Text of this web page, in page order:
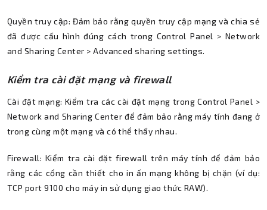
Quyền truy cập: Đảm bảo rằng quyền truy cập mạng và chia sẻ
đã được cấu hình đúng cách trong Control Panel > Network
and Sharing Center > Advanced sharing settings.
Kiểm tra cài đặt mạng và firewall
Cài đặt mạng: Kiểm tra các cài đặt mạng trong Control Panel >
Network and Sharing Center để đảm bảo rằng máy tính đang ở
trong cùng một mạng và có thể thấy nhau.
Firewall: Kiểm tra cài đặt firewall trên máy tính để đảm bảo
rằng các cổng cần thiết cho in ấn mạng không bị chặn (ví dụ:
TCP port 9100 cho máy in sử dụng giao thức RAW).